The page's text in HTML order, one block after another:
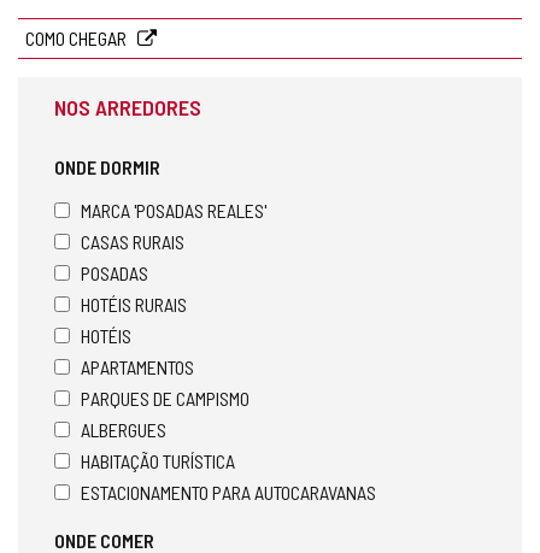
COMO CHEGAR
NOS ARREDORES
ONDE DORMIR
MARCA 'POSADAS REALES'
CASAS RURAIS
POSADAS
HOTÉIS RURAIS
HOTÉIS
APARTAMENTOS
PARQUES DE CAMPISMO
ALBERGUES
HABITAÇÃO TURÍSTICA
ESTACIONAMENTO PARA AUTOCARAVANAS
ONDE COMER